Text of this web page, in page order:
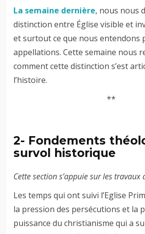
La semaine dernière, nous nous
distinction entre Église visible et
et surtout ce que nous entendons
appellations. Cette semaine nous
comment cette distinction s’est
l’histoire.
**
2- Fondements
survol historique
Cette section s’appuie sur les
Les temps qui ont suivi l’Eglise
la pression des persécutions et la
puissance du christianisme qui a